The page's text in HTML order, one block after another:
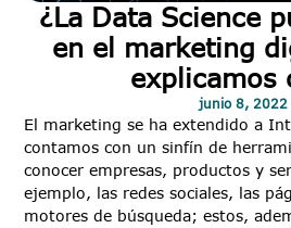
¿La Data Science
en el marketing
explicamos
junio 8, 2022
El marketing se ha extendido a
contamos con un sinfín de
conocer empresas, productos y
ejemplo, las redes sociales, las
motores de búsqueda; estos,